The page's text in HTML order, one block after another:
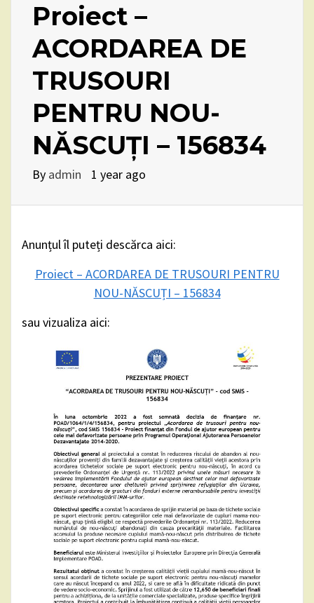
Proiect –
ACORDAREA DE
TRUSOURI
PENTRU NOU-
NĂSCUȚI – 156834
By admin 1 year ago
Anunțul îl puteți descărca aici:
Proiect – ACORDAREA DE TRUSOURI PENTRU
NOU-NĂSCUȚI – 156834
sau vizualiza aici: